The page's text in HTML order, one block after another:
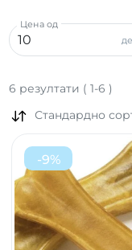
Цена од
6 резултати ( 1-6 )
Стандардно
-9%